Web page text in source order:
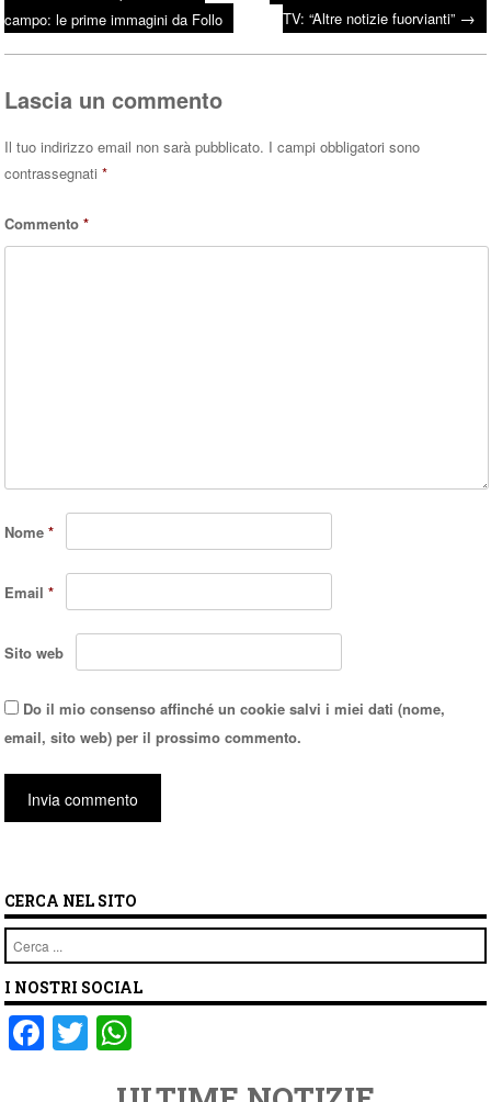
okr A
Post navigation
campo: le prime immagini da Follo
TV: “Altre notizie fuorvianti” →
Lascia un commento
Il tuo indirizzo email non sarà pubblicato. I campi obbligatori sono
contrassegnati*
Commento*
Nome*
Email*
Sito web
Do il mio consenso affinché un cookie salvi i miei dati (nome,
email, sito web) per il prossimo commento.
CERCA NEL SITO
Cerca
I NOSTRI SOCIAL
F
a
T
wi